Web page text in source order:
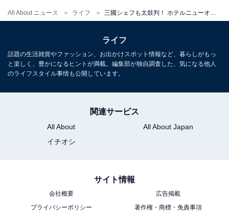
All About ニュース ライフ
コハダのポテトサラダ
東京湾で採れたコハダが登場！ コハダの酸味でおなじみ
のポテトサラダが一気にグレードアップ。ふっくらとし
たコハダだけ食べてもよし、洋食の基本・ポテトサラダ
ライフ
話題の生活雑貨やファッション、お出かけスポット情報など、暮らしがもっ
と楽しく、豊かになるヒントが満載。編集部が独自調査した、気になる他人
のライフスタイル事情も公開しています。
関連サービス
All About
All About Japan
イチオシ
サイト情報
会社概要
広告掲載
プライバシーポリシー
著作権・商標・免責事項